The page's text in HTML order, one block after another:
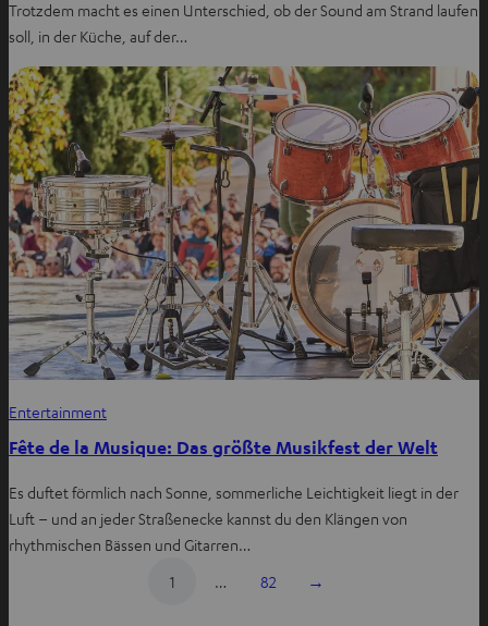
Trotzdem macht es einen Unterschied, ob der Sound am Strand laufen
soll, in der Küche, auf der…
Entertainment
Fête de la Musique: Das größte Musikfest der Welt
Es duftet förmlich nach Sonne, sommerliche Leichtigkeit liegt in der
Luft – und an jeder Straßenecke kannst du den Klängen von
rhythmischen Bässen und Gitarren…
1
… 82 →